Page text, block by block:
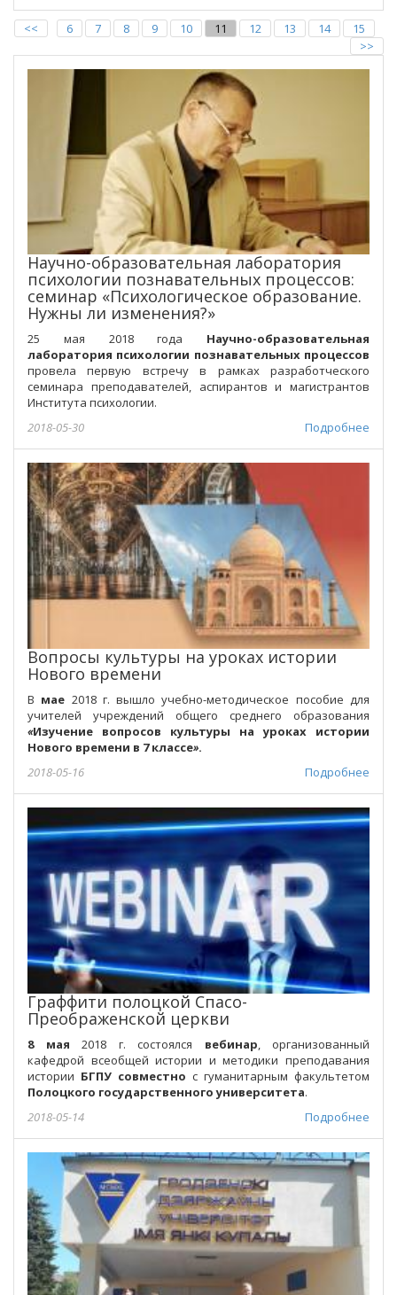
<< 6 7 8 9 10 11 12 13 14
15
>>
Научно-образовательная лаборатория
психологии познавательных процессов:
семинар «Психологическое образование.
Нужны ли изменения?»
25 мая 2018 года Научно-образовательная
лаборатория психологии познавательных процессов
провела первую встречу в рамках разработческого
семинара преподавателей, аспирантов и магистрантов
Института психологии.
Подробнее
2018-05-30
Вопросы культуры на уроках истории
Нового времени
В мае 2018 г. вышло учебно-методическое пособие для
учителей учреждений общего среднего образования
«Изучение вопросов культуры на уроках истории
Нового времени в 7 классе».
Подробнее
2018-05-16
Граффити полоцкой Спасо-
Преображенской церкви
8 мая 2018 г. состоялся вебинар, организованный
кафедрой всеобщей истории и методики преподавания
истории БГПУ совместно с гуманитарным факультетом
Полоцкого государственного университета.
Подробнее
2018-05-14